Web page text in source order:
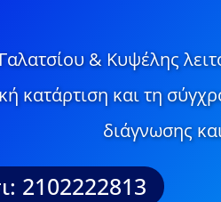
& Κυψέλης
κατάρτιση και τη
διάγνωσης
2102222813